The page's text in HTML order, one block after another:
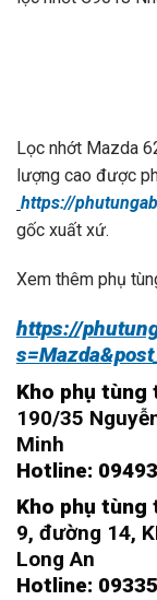
Lọc nhớt Mazda
lượng cao được
https://
gốc xuất xứ.
Xem thêm phụ
https://
Kho phụ tùng
190/35
Minh
Hotline:
Kho phụ tùng
9, đường 14,
Long An
Hotline: